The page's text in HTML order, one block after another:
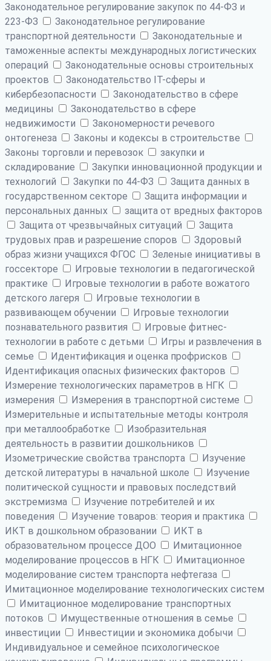
Законодательное регулирование закупок по 44-ФЗ и
223-ФЗ
Законодательное регулирование
транспортной деятельности
Законодательные и
таможенные аспекты международных логистических
операций
Законодательные основы строительных
проектов
Законодательство IT-сферы и
кибербезопасности
Законодательство в сфере
медицины
Законодательство в сфере
недвижимости
Закономерности речевого
онтогенеза
Законы и кодексы в строительстве
Законы торговли и перевозок
закупки и
складирование
Закупки инновационной продукции и
технологий
Закупки по 44-ФЗ
Защита данных в
государственном секторе
Защита информации и
персональных данных
защита от вредных факторов
Защита от чрезвычайных ситуаций
Защита
трудовых прав и разрешение споров
Здоровый
образ жизни учащихся ФГОС
Зеленые инициативы в
госсекторе
Игровые технологии в педагогической
практике
Игровые технологии в работе вожатого
детского лагеря
Игровые технологии в
развивающем обучении
Игровые технологии
познавательного развития
Игровые фитнес-
технологии в работе с детьми
Игры и развлечения в
семье
Идентификация и оценка профрисков
Идентификация опасных физических факторов
Измерение технологических параметров в НГК
измерения
Измерения в транспортной системе
Измерительные и испытательные методы контроля
при металлообработке
Изобразительная
деятельность в развитии дошкольников
Изометрические свойства транспорта
Изучение
детской литературы в начальной школе
Изучение
политической сущности и правовых последствий
экстремизма
Изучение потребителей и их
поведения
Изучение товаров: теория и практика
ИКТ в дошкольном образовании
ИКТ в
образовательном процессе ДОО
Имитационное
моделирование процессов в НГК
Имитационное
моделирование систем транспорта нефтегаза
Имитационное моделирование технологических систем
Имитационное моделирование транспортных
потоков
Имущественные отношения в семье
инвестиции
Инвестиции и экономика добычи
Индивидуальное и семейное психологическое